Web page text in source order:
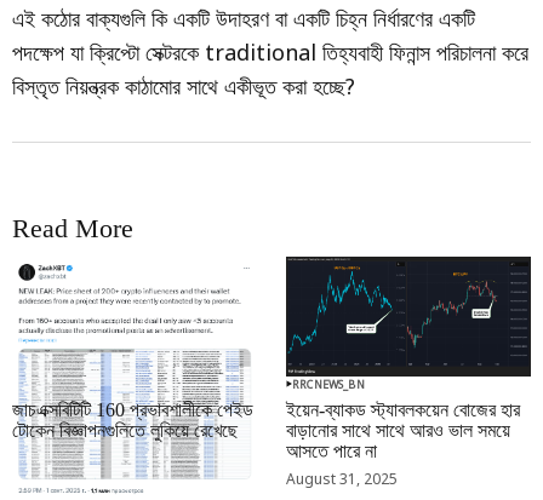
এই কঠোর বাক্যগুলি কি একটি উদাহরণ বা একটি চিহ্ন নির্ধারণের একটি
পদক্ষেপ যা ক্রিপ্টো সেক্টরকে traditional তিহ্যবাহী ফিনান্স পরিচালনা করে
বিস্তৃত নিয়ন্ত্রক কাঠামোর সাথে একীভূত করা হচ্ছে?
Read More
RRCNEWS_BN
জাচএক্সবিটিটি 160 প্রভাবশালীকে পেইড
টোকেন বিজ্ঞাপনগুলিতে লুকিয়ে রেখেছে
September 01, 2025
RRCNEWS_BN
ইয়েন-ব্যাকড স্ট্যাবলকয়েন বোজের হার
বাড়ানোর সাথে সাথে আরও ভাল সময়ে
আসতে পারে না
August 31, 2025